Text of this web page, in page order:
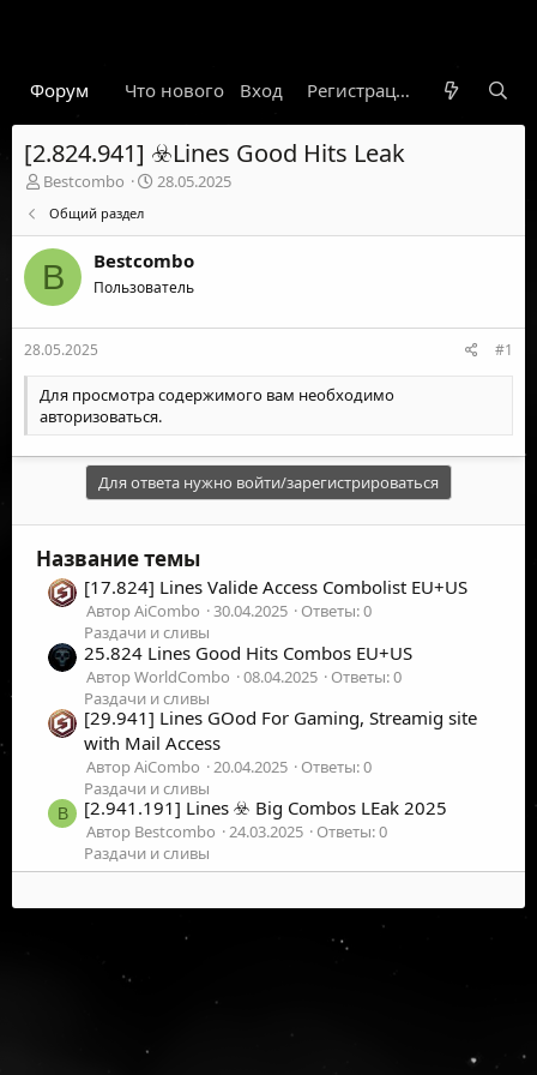
Форум Что нового Гарант Новости
Вход Регистрация
[2.824.941] ☣️Lines Good Hits Leak
А
о
р
т
е
м
ы
Bestcombo
Д
н
а
а
28.05.2025
Общий раздел
B Bestcombo
Пользователь
28.05.2025 #1
Для просмотра содержимого вам необходимо
авторизоваться.
Для ответа нужно войти/зарегистрироваться
Название темы
[17.824] Lines Valide Access Combolist EU+US
Автор AiCombo 30.04.2025
Ответы: 0
Раздачи и сливы
25.824 Lines Good Hits Combos EU+US
Автор WorldCombo 08.04.2025
Ответы: 0
Раздачи и сливы
[29.941] Lines GOod For Gaming, Streamig site
with Mail Access
Автор AiCombo 20.04.2025
Ответы: 0
Раздачи и сливы
B [2.941.191] Lines ☣️ Big Combos LEak 2025
Автор Bestcombo 24.03.2025
Ответы: 0
Раздачи и сливы